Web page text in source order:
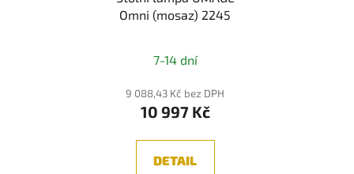
Omni (mosaz) 2245
7-14 dní
9 088,43 Kč bez DPH
10 997 Kč
DETAIL